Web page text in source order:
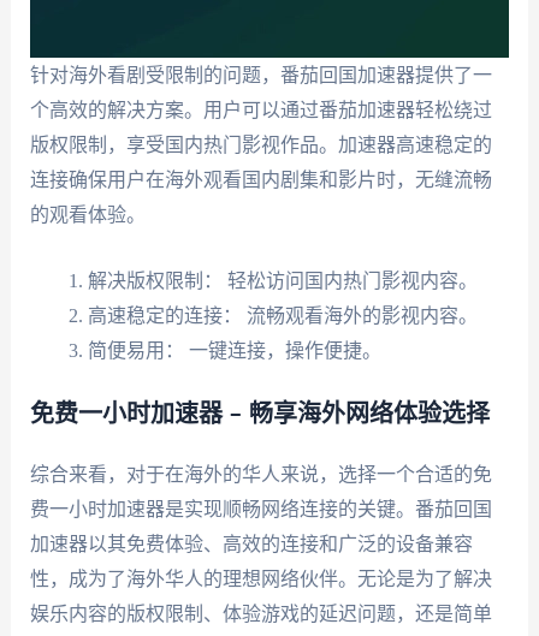
针对海外看剧受限制的问题，番茄回国加速器提供了一
个高效的解决方案。用户可以通过番茄加速器轻松绕过
版权限制，享受国内热门影视作品。加速器高速稳定的
连接确保用户在海外观看国内剧集和影片时，无缝流畅
的观看体验。
解决版权限制： 轻松访问国内热门影视内容。
高速稳定的连接： 流畅观看海外的影视内容。
简便易用： 一键连接，操作便捷。
免费一小时加速器 – 畅享海外网络体验选择
综合来看，对于在海外的华人来说，选择一个合适的免
费一小时加速器是实现顺畅网络连接的关键。番茄回国
加速器以其免费体验、高效的连接和广泛的设备兼容
性，成为了海外华人的理想网络伙伴。无论是为了解决
娱乐内容的版权限制、体验游戏的延迟问题，还是简单